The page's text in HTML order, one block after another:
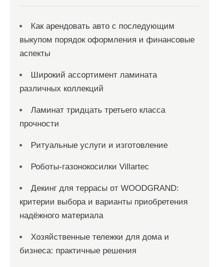
Как арендовать авто с последующим
выкупом порядок оформления и финансовые
аспекты
Широкий ассортимент ламината
различных коллекций
Ламинат тридцать третьего класса
прочности
Ритуальные услуги и изготовление
Роботы-газонокосилки Villartec
Декинг для террасы от WOODGRAND:
критерии выбора и варианты приобретения
надёжного материала
Хозяйственные тележки для дома и
бизнеса: практичные решения